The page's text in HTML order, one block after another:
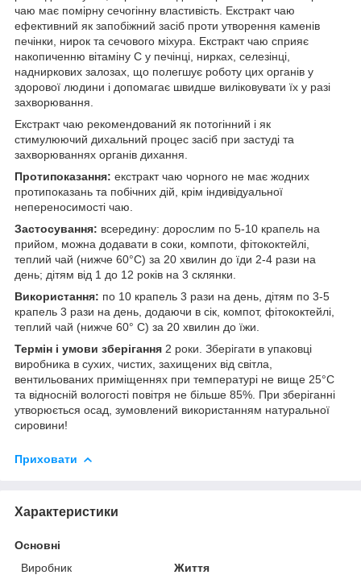
чаю має помірну сечогінну властивість. Екстракт чаю
ефективний як запобіжний засіб проти утворення каменів
печінки, нирок та сечового міхура. Екстракт чаю сприяє
накопиченню вітаміну С у печінці, нирках, селезінці,
надниркових залозах, що полегшує роботу цих органів у
здорової людини і допомагає швидше виліковувати їх у разі
захворювання.
Екстракт чаю рекомендований як потогінний і як
стимулюючий дихальний процес засіб при застуді та
захворюваннях органів дихання.
Протипоказання: екстракт чаю чорного не має жодних
протипоказань та побічних дій, крім індивідуальної
непереносимості чаю.
Застосування: всередину: дорослим по 5-10 крапель на
прийом, можна додавати в соки, компоти, фітококтейлі,
теплий чай (нижче 60°С) за 20 хвилин до їди 2-4 рази на
день; дітям від 1 до 12 років на 3 склянки.
Використання: по 10 крапель 3 рази на день, дітям по 3-5
крапель 3 рази на день, додаючи в сік, компот, фітококтейлі,
теплий чай (нижче 60° С) за 20 хвилин до їжи.
Термін і умови зберігання 2 роки. Зберігати в упаковці
виробника в сухих, чистих, захищених від світла,
вентильованих приміщеннях при температурі не вище 25°С
та відносній вологості повітря не більше 85%. При зберіганні
утворюється осад, зумовлений використанням натуральної
сировини!
Приховати
Характеристики
Основні
Виробник
Життя